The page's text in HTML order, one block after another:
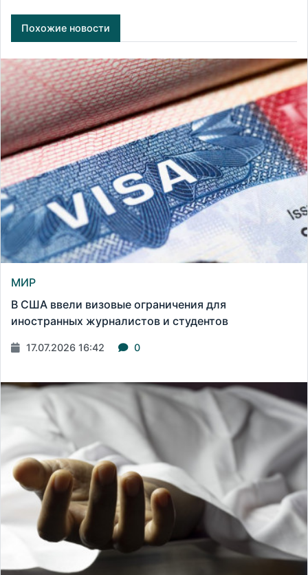
Похожие новости
МИР
В США ввели визовые ограничения для
иностранных журналистов и студентов
17.07.2026 16:42 0